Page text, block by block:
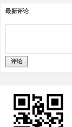
最新评论
评论